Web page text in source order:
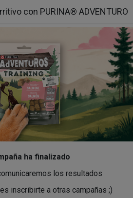
con PURINA®
ha finalizado
los resultados
inscribirte a otras campañas ;)